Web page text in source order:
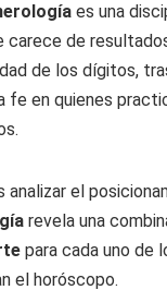
es una
carece de
de los dígitos,
fe en quienes
analizar el
revela una
para cada uno de
el horóscopo.